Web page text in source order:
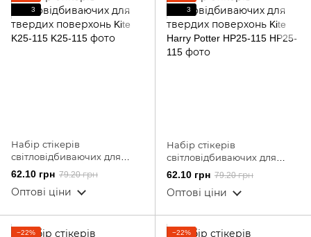
3
Набір стікерів
світловідбиваючих для
твердих поверхонь Kite K25-
62.10 грн 79.20 грн
Оптові ціни
3
Набір стікерів
світловідбиваючих для
твердих поверхонь Kite
Harry Potter HP25-115
62.10 грн 79.20 грн
Оптові ціни
−22%
−22%